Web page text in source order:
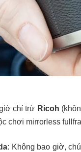
chỉ trừ Ricoh
chơi mirrorless
: Không bao giờ,